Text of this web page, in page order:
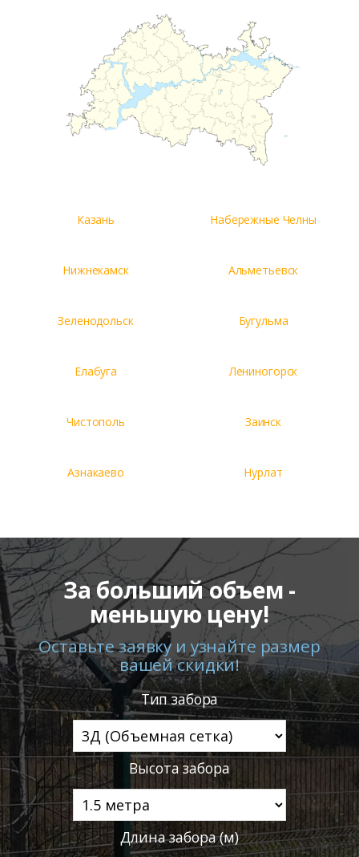
Казань Набережные Челны
Нижнекамск Альметьевск
Зеленодольск Бугульма
Елабуга Лениногорск
Чистополь Заинск
Азнакаево Нурлат
За больший объем -
меньшую цену!
Оставьте заявку и узнайте размер
вашей скидки!
Тип забора
Высота забора
Длина забора (м)